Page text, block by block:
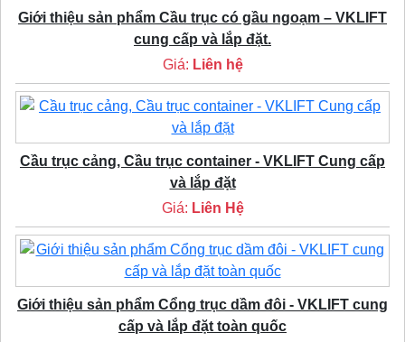
Giới thiệu sản phẩm Cầu trục có gầu ngoạm – VKLIFT
cung cấp và lắp đặt.
Giá: Liên hệ
Cầu trục cảng, Cầu trục container - VKLIFT Cung cấp
và lắp đặt
Giá: Liên Hệ
Giới thiệu sản phẩm Cổng trục dầm đôi - VKLIFT cung
cấp và lắp đặt toàn quốc